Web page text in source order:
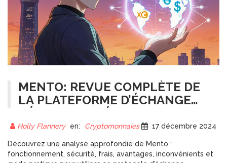
MENTO: REVUE COMPLÈTE DE
LA PLATEFORME D’ÉCHANGE
DÉCENTRALISÉE
Holly Flannery en: Cryptomonnaies 17 décembre 2024
Découvrez une analyse approfondie de Mento :
fonctionnement, sécurité, frais, avantages, inconvénients et